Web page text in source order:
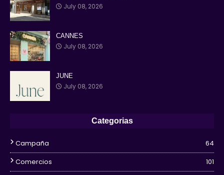
July 08, 2026
CANNES
July 08, 2026
JUNE
July 08, 2026
Categorias
Campaña
64
Comercios
101